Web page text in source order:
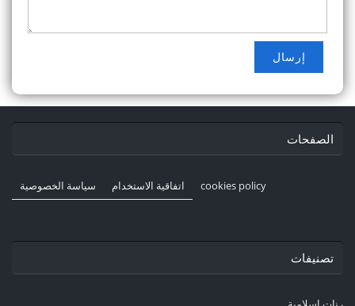
الصفحات
سياسة الخصوصية اتفاقية الاستخدام cookies policy
تصنيفات